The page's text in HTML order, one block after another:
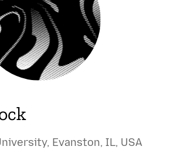
Evanston, IL, USA